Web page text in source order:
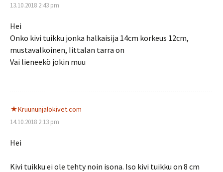
13.10.2018 2:43 pm
Hei
Onko kivi tuikku jonka halkaisija 14cm korkeus 12cm,
mustavalkoinen, Iittalan tarra on
Vai lieneekö jokin muu
Kruununjalokivet.com
14.10.2018 2:13 pm
Hei
Kivi tuikku ei ole tehty noin isona. Iso kivi tuikku on 8 cm